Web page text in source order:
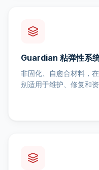
Guardian 粘弹性系
非固化、自愈合材料，
别适用于维护、修复和资